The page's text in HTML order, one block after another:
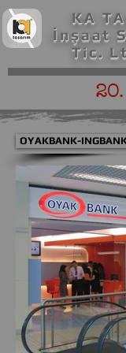
KA
İnşaat
Tic.
OYAKBANK-